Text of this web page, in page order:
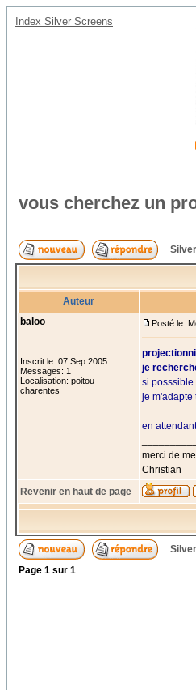
Index Silver Screens
vous cherchez un
Auteur
baloo
Inscrit le: 07 Sep 2005
Messages: 1
Localisation: poitou-
charentes
Posté le:
je
si posssible
je m'adapte
en
merci de
Christian
Revenir en haut de page
Page 1 sur 1